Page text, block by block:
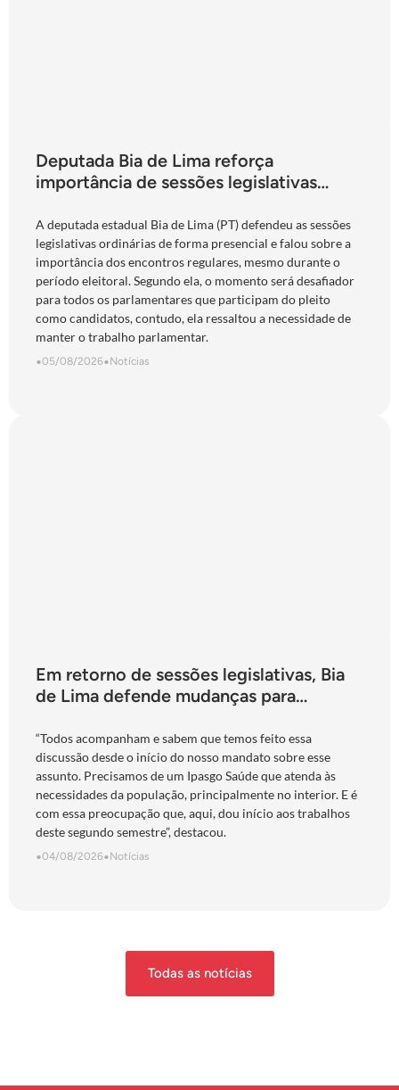
Deputada Bia de Lima reforça
importância de sessões legislativas
“obrigação com o povo de Goiás”
A deputada estadual Bia de Lima (PT) defendeu as sessões
legislativas ordinárias de forma presencial e falou sobre a
importância dos encontros regulares, mesmo durante o
período eleitoral. Segundo ela, o momento será desafiador
para todos os parlamentares que participam do pleito
como candidatos, contudo, ela ressaltou a necessidade de
manter o trabalho parlamentar.
•05/08/2026•Notícias
Em retorno de sessões legislativas, Bia
de Lima defende mudanças para
“Todos acompanham e sabem que temos feito essa
discussão desde o início do nosso mandato sobre esse
assunto. Precisamos de um Ipasgo Saúde que atenda às
necessidades da população, principalmente no interior. E é
com essa preocupação que, aqui, dou início aos trabalhos
deste segundo semestre”, destacou.
•04/08/2026•Notícias
Todas as notícias